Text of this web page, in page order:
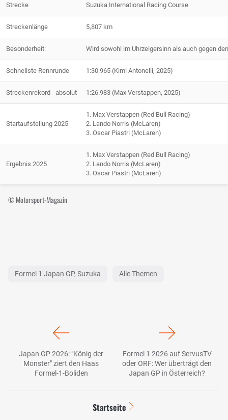
Strecke Suzuka International Racing Course
Streckenlänge 5,807 km
Besonderheit: Wird sowohl im Uhrzeigersinn als auch gegen
Schnellste Rennrunde 1:30.965 (Kimi Antonelli, 2025)
Streckenrekord - absolut 1:26.983 (Max Verstappen, 2025)
Startaufstellung 2025
1. Max Verstappen (Red Bull Racing)
2. Lando Norris (McLaren)
3. Oscar Piastri (McLaren)
Ergebnis 2025
1. Max Verstappen (Red Bull Racing)
2. Lando Norris (McLaren)
3. Oscar Piastri (McLaren)
© Motorsport-Magazin
Formel 1 Japan GP, Suzuka Alle Themen
Japan GP 2026: "König der
Monster" ziert den Haas
Formel-1-Boliden
Formel 1 2026 auf ServusTV
oder ORF: Wer überträgt den
Japan GP in Österreich?
Startseite